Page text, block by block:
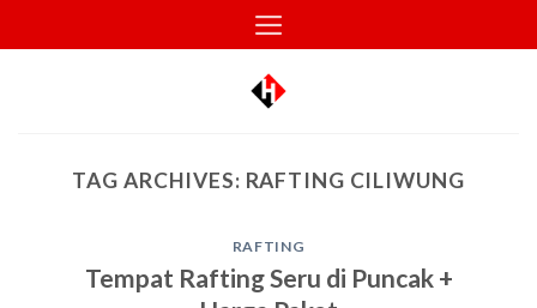
to
TAG ARCHIVES: RAFTING CILIWUNG
RAFTING
Tempat Rafting Seru di Puncak +